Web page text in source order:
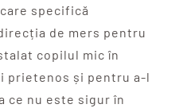
specifică
de mers pentru
copilul mic în
prietenos și pentru a-l
ce nu este sigur în